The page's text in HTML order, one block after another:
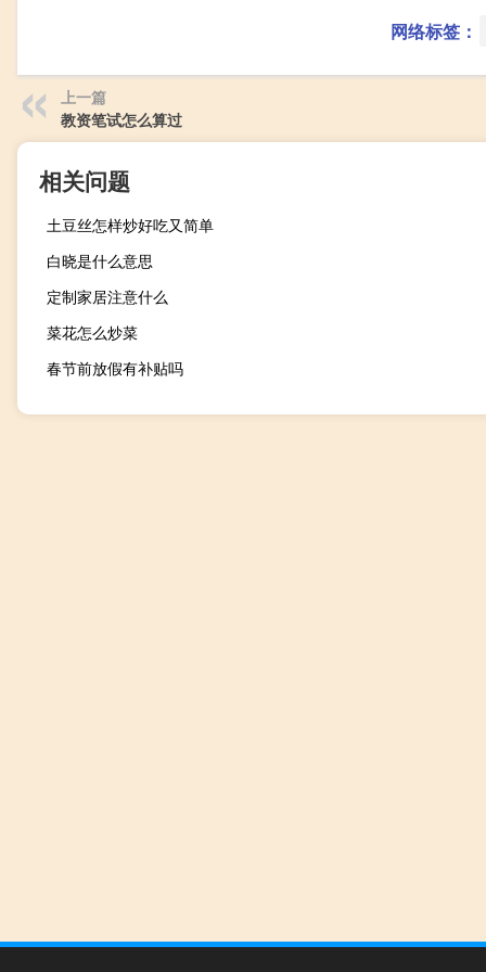
网络标签：
上一篇
教资笔试怎么算过
相关问题
土豆丝怎样炒好吃又简单
白晓是什么意思
定制家居注意什么
菜花怎么炒菜
春节前放假有补贴吗